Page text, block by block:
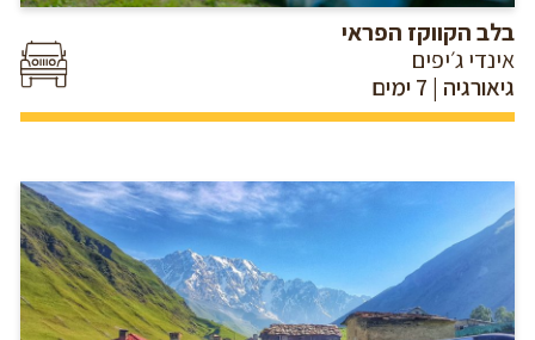
בלב הקווקז הפראי
אינדי ג׳יפים
גיאורגיה | 7 ימים